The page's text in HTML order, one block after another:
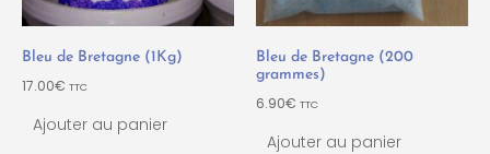
Bleu de Bretagne (1Kg)
17.00€ TTC
Ajouter au panier
Bleu de Bretagne (200
grammes)
6.90€ TTC
Ajouter au panier